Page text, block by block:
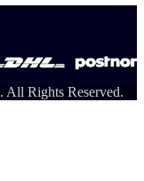
. All Rights Reserved.